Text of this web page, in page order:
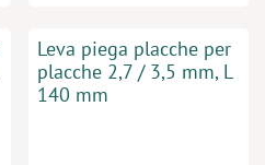
Leva piega placche per
placche 2,7 / 3,5 mm, L
140 mm